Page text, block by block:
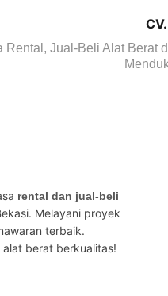
Rental, Jual-Beli Alat Berat
rental dan jual-beli
Melayani proyek
terbaik.
berat berkualitas!